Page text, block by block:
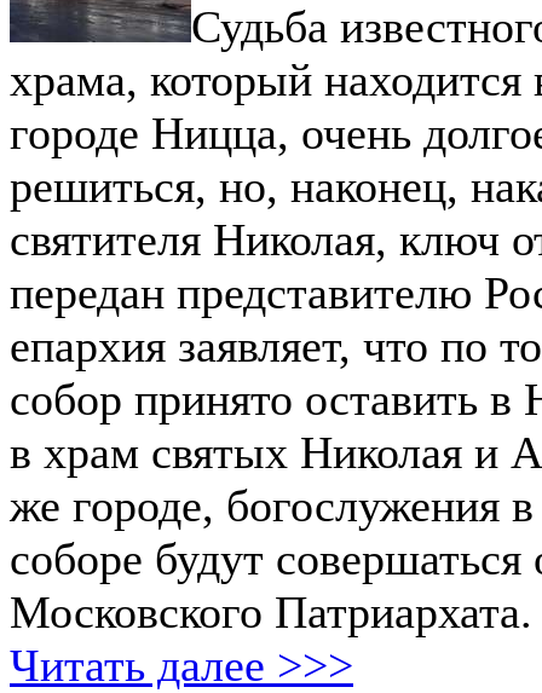
Судьба
храма, который
городе Ницца, очень
решиться, но, наконец,
святителя Николая, ключ
передан представителю
епархия заявляет, что по
собор принято оставить в
в храм святых Николая и
же городе, богослужения
соборе будут
Московского Патриархата.
Читать далее >>>